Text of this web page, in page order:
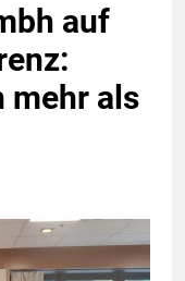
auf
mehr als